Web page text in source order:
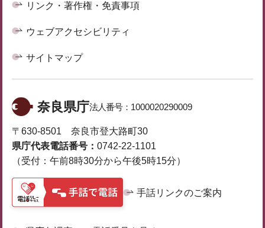
リンク・著作権・免責事項
ウェブアクセシビリティ
サイトマップ
奈良県庁法人番号： 1000020290009
〒630-8501 奈良市登大路町30
県庁代表電話番号： 0742-22-1101
（受付：午前8時30分から午後5時15分）
手話リンクのご案内